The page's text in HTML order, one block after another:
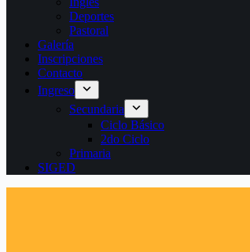
Deportes
Pastoral
Galería
Inscripciones
Contacto
Ingreso
Secundaria
Ciclo Básico
2do Ciclo
Primaria
SIGED